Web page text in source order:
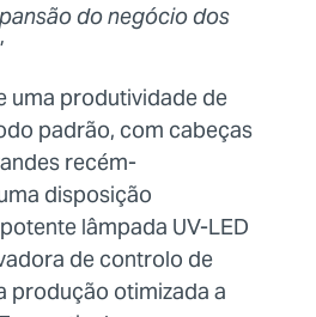
do negócio dos
uma produtividade de
padrão, com cabeças
recém-
disposição
lâmpada UV-LED
de controlo de
produção otimizada a